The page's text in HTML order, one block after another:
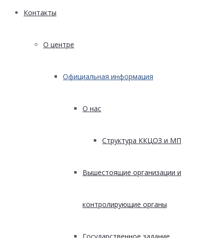
Контакты
О центре
Официальная информация
О нас
Структура ККЦОЗ и МП
Вышестоящие организации и
контролирующие органы